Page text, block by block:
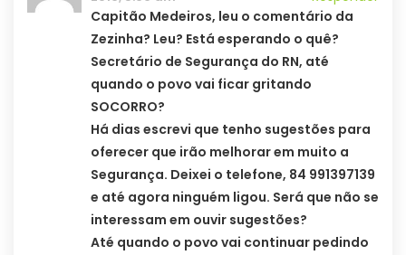
Capitão Medeiros, leu o comentário da
Zezinha? Leu? Está esperando o quê?
Secretário de Segurança do RN, até
quando o povo vai ficar gritando
SOCORRO?
Há dias escrevi que tenho sugestões para
oferecer que irão melhorar em muito a
Segurança. Deixei o telefone, 84 991397139
e até agora ninguém ligou. Será que não se
interessam em ouvir sugestões?
Até quando o povo vai continuar pedindo